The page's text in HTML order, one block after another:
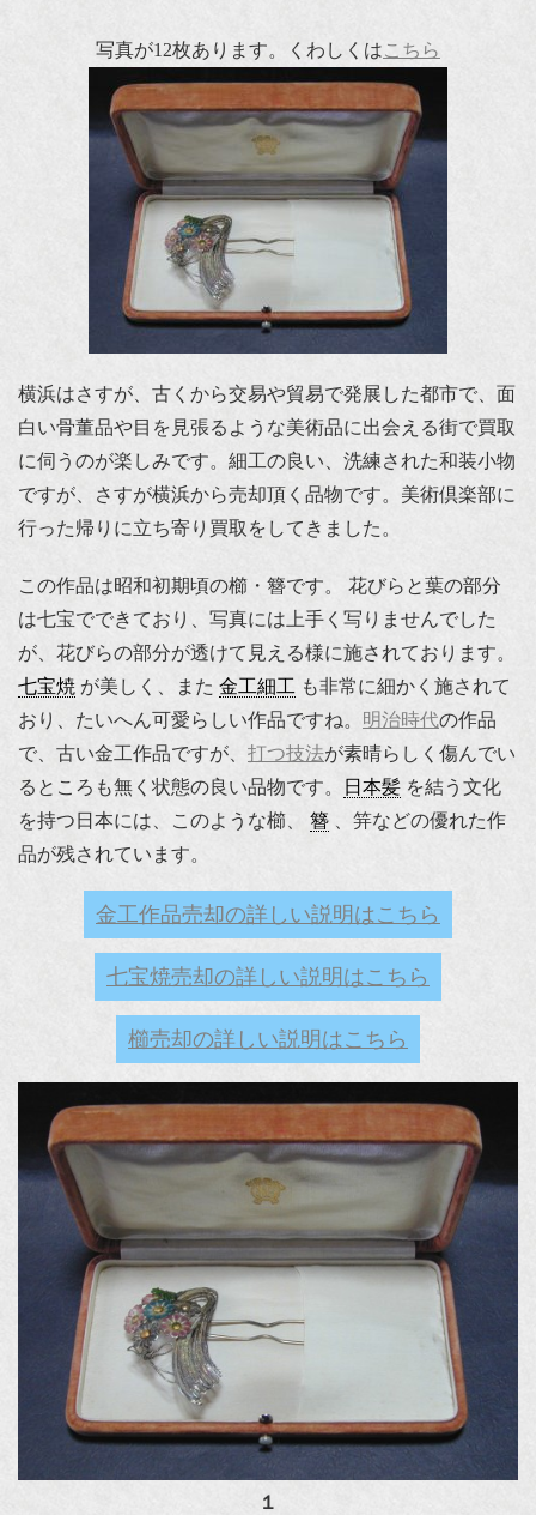
写真が12枚あります。くわしくはこちら
横浜はさすが、古くから交易や貿易で発展した都市で、面
白い骨董品や目を見張るような美術品に出会える街で買取
に伺うのが楽しみです。細工の良い、洗練された和装小物
ですが、さすが横浜から売却頂く品物です。美術倶楽部に
行った帰りに立ち寄り買取をしてきました。
この作品は昭和初期頃の櫛・簪です。 花びらと葉の部分
は七宝でできており、写真には上手く写りませんでした
が、花びらの部分が透けて見える様に施されております。
七宝焼 が美しく、また 金工細工 も非常に細かく施されて
おり、たいへん可愛らしい作品ですね。 明治時代の作品
で、古い金工作品ですが、 打つ技法が素晴らしく傷んでい
るところも無く状態の良い品物です。
日本髪 を結う文化
を持つ日本には、このような櫛、 簪 、笄などの優れた作
品が残されています。
金工作品売却の詳しい説明はこちら
七宝焼売却の詳しい説明はこちら
櫛売却の詳しい説明はこちら
１